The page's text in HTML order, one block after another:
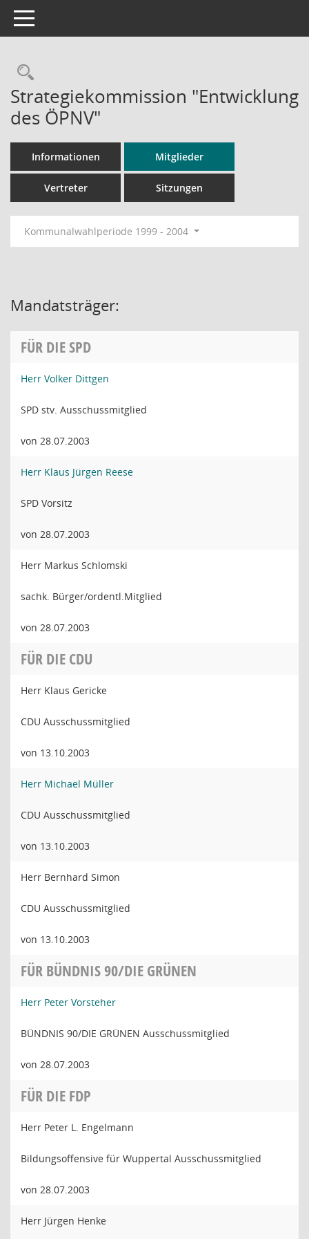
Toggle navigation
Rechercheauswahl
Strategiekommission "Entwicklung
des ÖPNV"
Informationen Mitglieder
Vertreter Sitzungen
Kommunalwahlperiode 1999 - 2004
Mandatsträger:
FÜR DIE SPD
Herr Volker Dittgen
SPD stv. Ausschussmitglied
von 28.07.2003
Herr Klaus Jürgen Reese
SPD Vorsitz
von 28.07.2003
Herr Markus Schlomski
sachk. Bürger/ordentl.Mitglied
von 28.07.2003
FÜR DIE CDU
Herr Klaus Gericke
CDU Ausschussmitglied
von 13.10.2003
Herr Michael Müller
CDU Ausschussmitglied
von 13.10.2003
Herr Bernhard Simon
CDU Ausschussmitglied
von 13.10.2003
FÜR BÜNDNIS 90/DIE GRÜNEN
Herr Peter Vorsteher
BÜNDNIS 90/DIE GRÜNEN Ausschussmitglied
von 28.07.2003
FÜR DIE FDP
Herr Peter L. Engelmann
Bildungsoffensive für Wuppertal Ausschussmitglied
von 28.07.2003
Herr Jürgen Henke